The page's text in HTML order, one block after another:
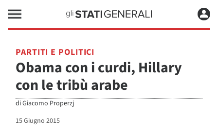
PARTITI E POLITICI
Obama con i curdi, Hillary
con le tribù arabe
diGiacomo Properzj
15 Giugno 2015